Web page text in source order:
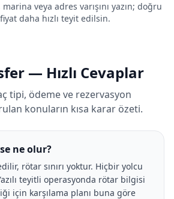
veya adres varışını yazın; doğru
daha hızlı teyit edilsin.
— Hızlı Cevaplar
tipi, ödeme ve rezervasyon
konuların kısa karar özeti.
ne olur?
rötar sınırı yoktur. Hiçbir yolcu
teyitli operasyonda rötar bilgisi
için karşılama planı buna göre